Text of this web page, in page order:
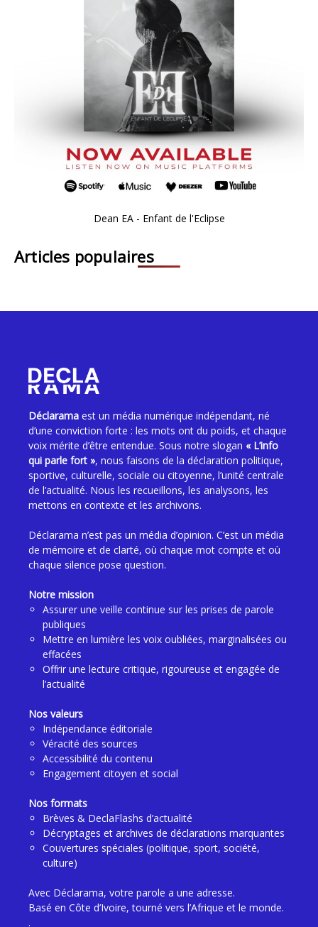
Dean EA - Enfant de l'Eclipse
Articles populaires
Déclarama est un média numérique indépendant, né
d’une conviction forte : les mots ont du poids, et chaque
voix mérite d’être entendue. Sous notre slogan « L’info
qui parle fort », nous faisons de la déclaration politique,
sportive, culturelle, sociale ou citoyenne, l’unité centrale
de l’actualité. Nous les recueillons, les analysons, les
mettons en contexte et les archivons.
Déclarama n’est pas un média d’opinion. C’est un média
de mémoire et de clarté, où chaque mot compte et où
chaque silence pose question.
Notre mission
Assurer une veille continue sur les prises de parole
publiques
Mettre en lumière les voix oubliées, marginalisées ou
effacées
Offrir une lecture critique, rigoureuse et engagée de
l’actualité
Nos valeurs
Indépendance éditoriale
Véracité des sources
Accessibilité du contenu
Engagement citoyen et social
Nos formats
Brèves & DeclaFlashs d’actualité
Décryptages et archives de déclarations marquantes
Couvertures spéciales (politique, sport, société,
culture)
Avec Déclarama, votre parole a une adresse.
Basé en Côte d’Ivoire, tourné vers l’Afrique et le monde.
.